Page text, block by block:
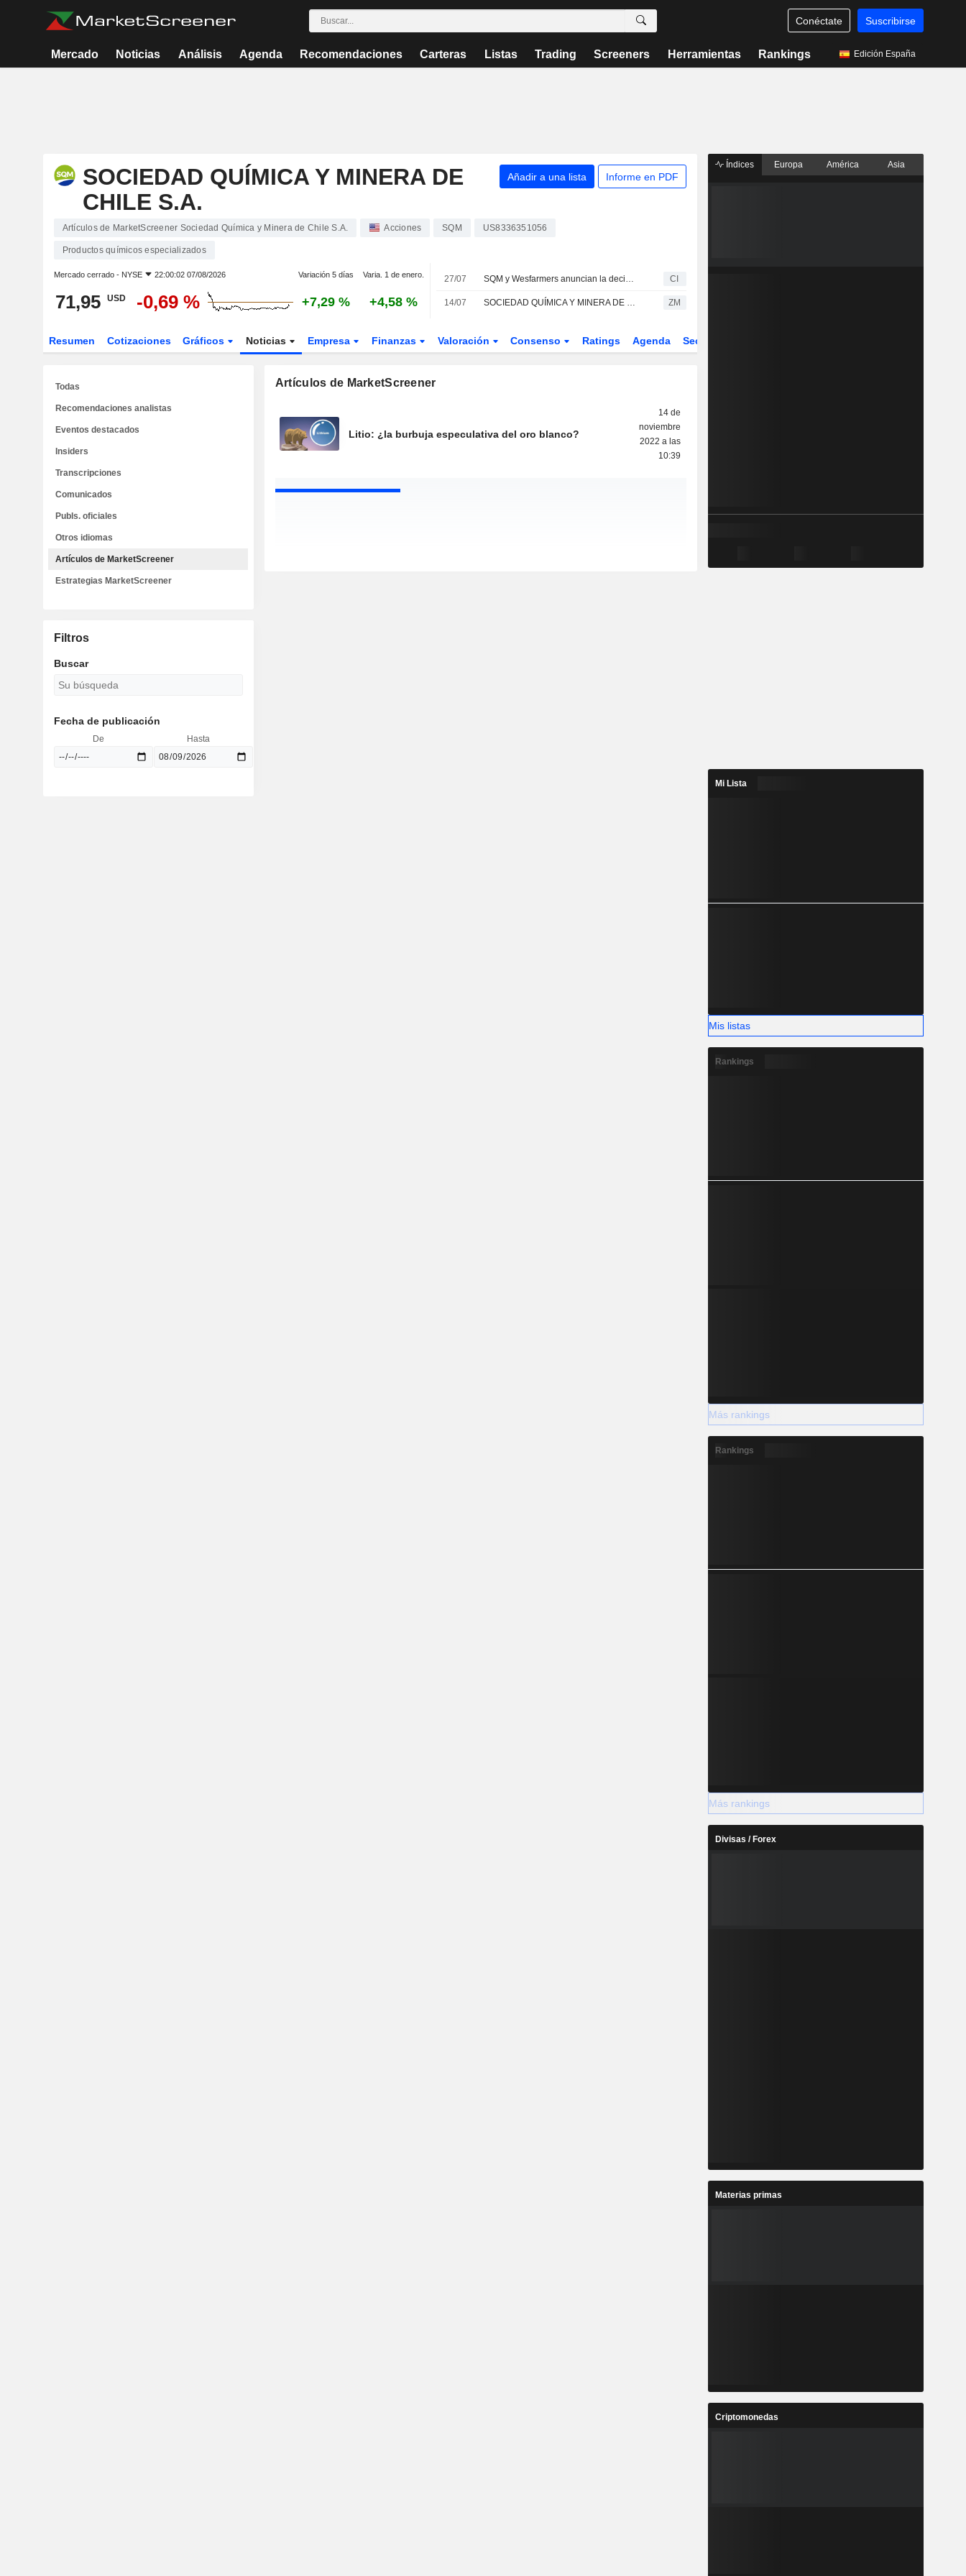
Conéctate Suscribirse
Mercado Noticias Análisis Agenda Recomendaciones Carteras Listas Trading Screeners Herramientas Rankings Edición España
SOCIEDAD QUÍMICA Y MINERA DE
CHILE S.A.
Añadir a una lista Informe en PDF
Artículos de MarketScreener Sociedad Química y Minera de Chile S.A. Acciones SQM US8336351056
Productos químicos especializados
Mercado cerrado - NYSE 22:00:02 07/08/2026 Variación 5 días Varia. 1 de enero.
71,95 USD -0,69 % +7,29 % +4,58 %
27/07 SQM y Wesfarmers anuncian la decisión final de inversión para la ampliación del proyecto de litio Mt Holland CI
14/07 SOCIEDAD QUÍMICA Y MINERA DE CHILE S.A. : El Deutsche Bank Securities continua con un recomendación de compra ZM
Resumen Cotizaciones Gráficos Noticias Empresa Finanzas Valoración Consenso Ratings Agenda Sector
Artículos de MarketScreener
Litio: ¿la burbuja especulativa del oro blanco?
14 de
noviembre
2022 a las
10:39
Todas
Recomendaciones analistas
Eventos destacados
Insiders
Transcripciones
Comunicados
Publs. oficiales
Otros idiomas
Artículos de MarketScreener
Estrategias MarketScreener
Filtros
Buscar
Fecha de publicación
De Hasta
Índices Europa América Asia
Mi Lista
Mis listas
Rankings
Más rankings
Rankings
Más rankings
Divisas / Forex
Materias primas
Criptomonedas